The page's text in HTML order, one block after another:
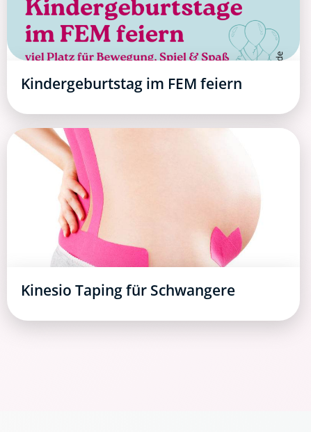
Kindergeburtstag im FEM feiern
Kinesio Taping für Schwangere